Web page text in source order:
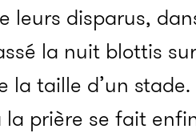
leurs disparus,
la nuit blottis sur
taille d’un stade.
la prière se fait